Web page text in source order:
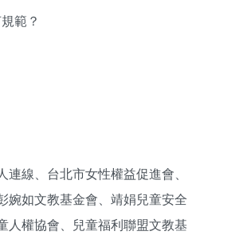
範？
線、台北市女性權益促進會、
婉如文教基金會、靖娟兒童安全
人權協會、兒童福利聯盟文教基